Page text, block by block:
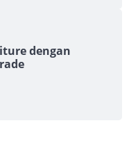
dengan